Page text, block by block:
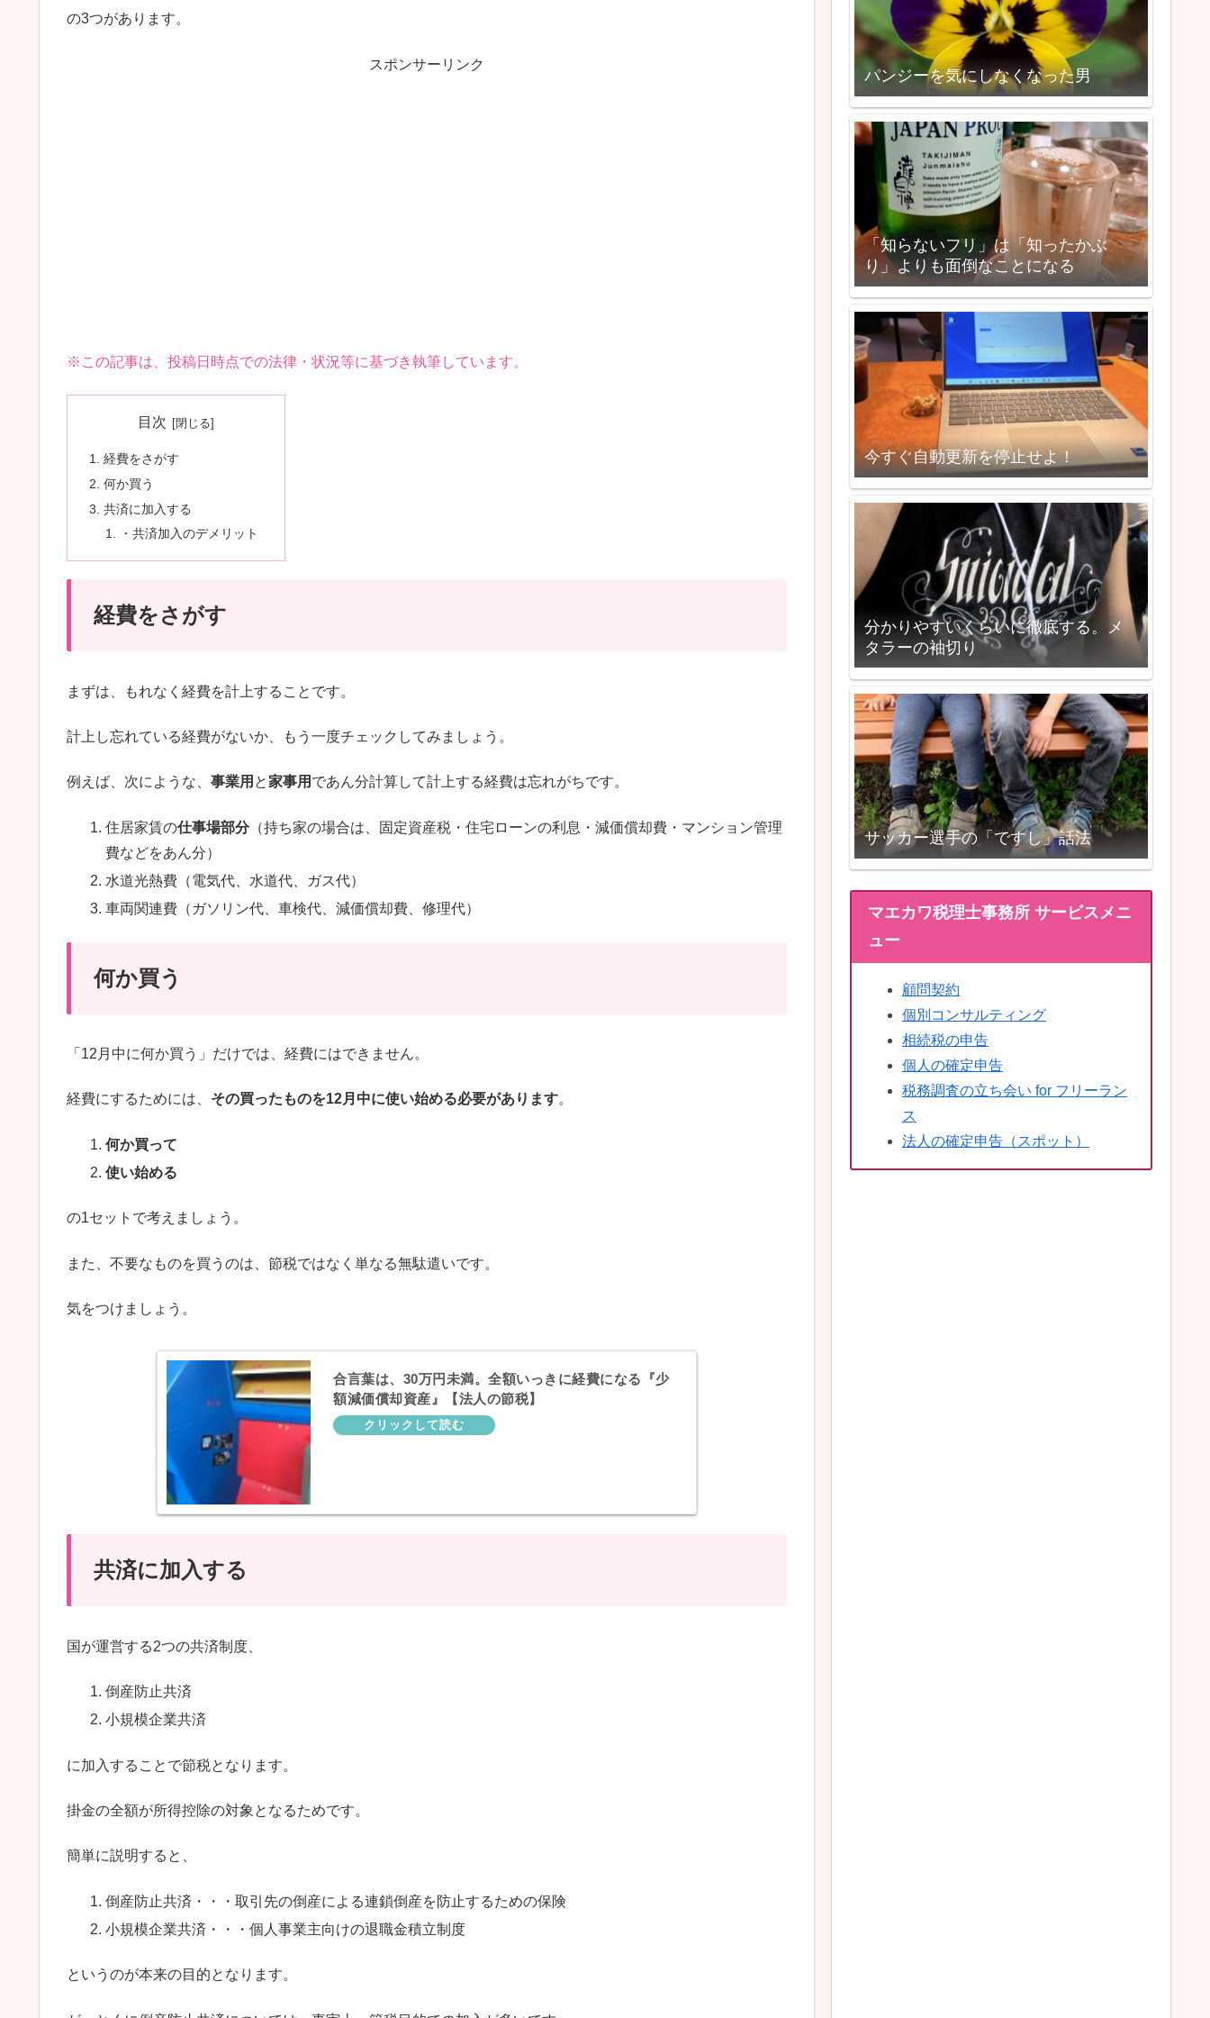
の3つがあります。
スポンサーリンク
※この記事は、投稿日時点での法律・状況等に基づき執筆しています。
目次
経費をさがす
何か買う
共済に加入する
・共済加入のデメリット
経費をさがす
まずは、もれなく経費を計上することです。
計上し忘れている経費がないか、もう一度チェックしてみましょう。
例えば、次にような、 事業用 と家事用 であん分計算して計上する経費は忘れがちです。
住居家賃の仕事場部分（持ち家の場合は、固定資産税・住宅ローンの利息・減価償却費・マンション管理
費などをあん分）
水道光熱費（電気代、水道代、ガス代）
車両関連費（ガソリン代、車検代、減価償却費、修理代）
何か買う
「12月中に何か買う」だけでは、経費にはできません。
経費にするためには、 その買ったものを12月中に使い始める必要があります。
何か買って
使い始める
の1セットで考えましょう。
また、不要なものを買うのは、節税ではなく単なる無駄遣いです。
気をつけましょう。
合言葉は、30万円未満。全額いっきに経費になる『少
額減価償却資産』【法人の節税】
共済に加入する
国が運営する2つの共済制度、
倒産防止共済
小規模企業共済
に加入することで節税となります。
掛金の全額が所得控除の対象となるためです。
簡単に説明すると、
倒産防止共済・・・取引先の倒産による連鎖倒産を防止するための保険
小規模企業共済・・・個人事業主向けの退職金積立制度
というのが本来の目的となります。
パンジーを気にしなくなった男
「知らないフリ」は「知ったかぶ
り」よりも面倒なことになる
今すぐ自動更新を停止せよ！
分かりやすいくらいに徹底する。メ
タラーの袖切り
サッカー選手の「ですし」話法
マエカワ税理士事務所 サービスメニ
ュー
顧問契約
個別コンサルティング
相続税の申告
個人の確定申告
税務調査の立ち会い for フリーラン
ス
法人の確定申告（スポット）